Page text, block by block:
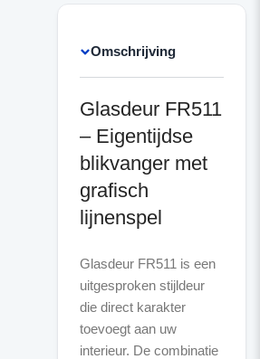
Omschrijving
Glasdeur FR511
– Eigentijdse
blikvanger met
grafisch
lijnenspel
Glasdeur FR511 is een
uitgesproken stijldeur
die direct karakter
toevoegt aan uw
interieur. De combinatie